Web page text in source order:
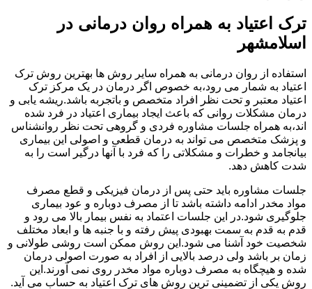
ترک اعتیاد به همراه روان درمانی در
اسلامشهر
استفاده از روان درمانی به همراه سایر روش ها بهترین روش ترک
اعتیاد به شمار می رود،به خصوص اگر درمان در یک مرکز ترک
اعتیاد معتبر و تحت نظر افراد متخصص و باتجربه باشد.ریشه یابی و
درمان مشکلات روانی که باعث ایجاد بیماری اعتیاد در فرد شده
اند،به همراه جلسات مشاوره فردی و گروهی تحت نظر روانشناس
و پزشک متخصص می تواند به درمان قطعی و اصولی این بیماری
بیانجامد و خطرات و مشکلاتی را که فرد با آنها درگیر است را به
شدت کاهش دهد.
جلسات مشاوره باید حتی پس از درمان فیزیکی و قطع مصرف
مواد مخدر ادامه داشته باشد تا از مصرف دوباره و عود بیماری
جلوگیری شود.در این جلسات اعتماد به نفس بیمار بالا می رود و
قدم به قدم به سمت بهبودی پیش رفته و با جنبه ها و ابعاد مختلف
شخصیت خود آشنا می شود.این روش ممکن است روشی طولانی و
زمان بر باشد ولی درصد بالایی از افراد به صورت اصولی درمان
شده و هیچگاه به مصرف دوباره مواد مخدر روی نمی آورند.این
روش یکی از تضمینی ترین روش های ترک اعتیاد به حساب می آید.